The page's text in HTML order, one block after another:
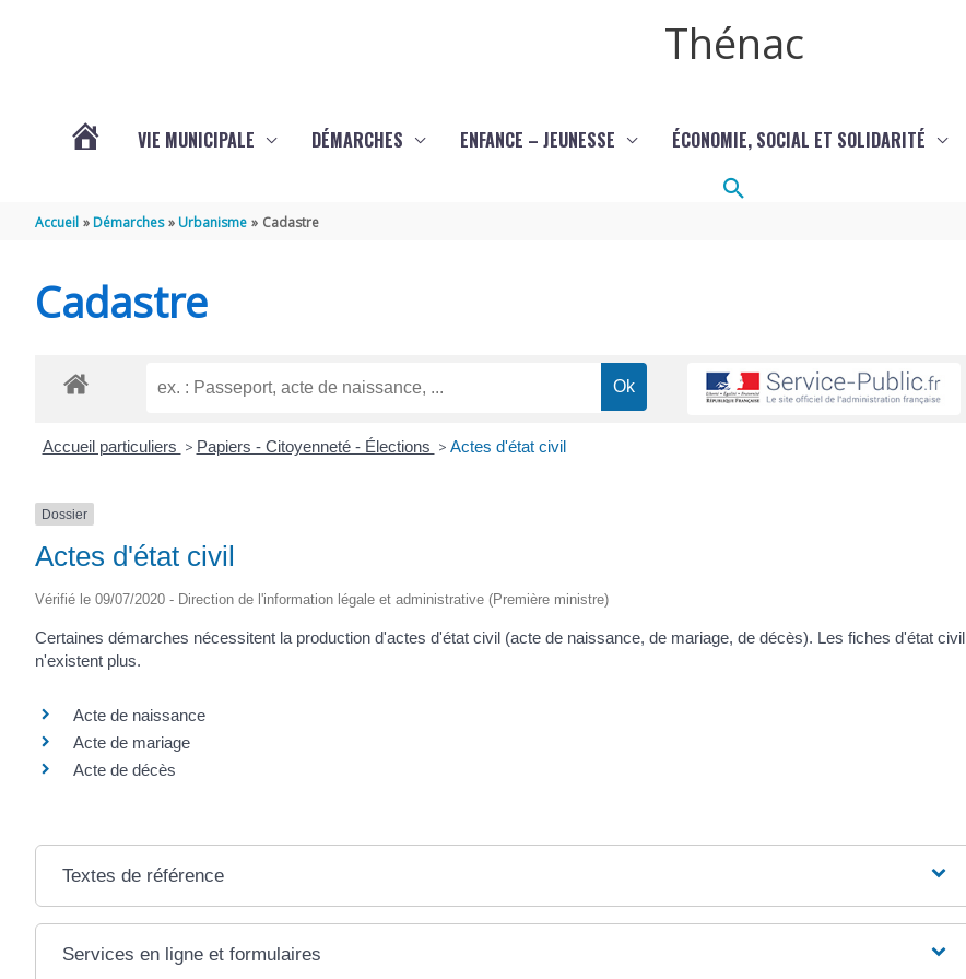
Thénac
THÉNAC
VIE MUNICIPALE DÉMARCHES ENFANCE – JEUNESSE ÉCONOMIE, SOCIAL ET SOLIDARITÉ
Rechercher
Accueil Démarches Urbanisme Cadastre
Cadastre
Accueil particuliers > Papiers - Citoyenneté - Élections > Actes d'état civil
Dossier
Actes d'état civil
Vérifié le 09/07/2020 - Direction de l'information légale et administrative (Première ministre)
Certaines démarches nécessitent la production d'actes d'état civil (acte de naissance, de mariage, de décès). Les fiches d'état civil
n'existent plus.
Acte de naissance
Acte de mariage
Acte de décès
Textes de référence
Services en ligne et formulaires